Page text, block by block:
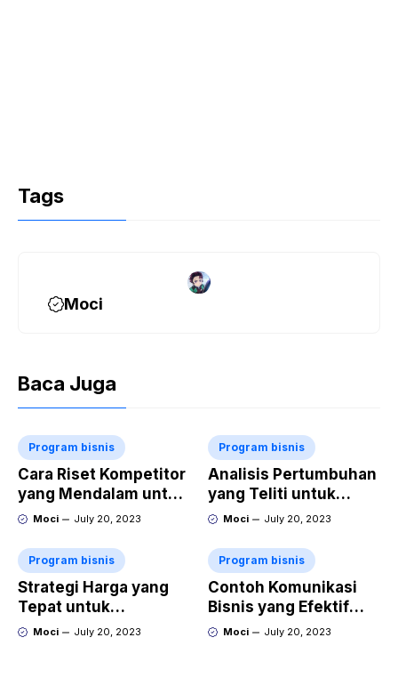
Tags
Moci
Baca Juga
Program bisnis
Cara Riset Kompetitor
yang Mendalam untuk
Memahami
Kelemahan Mereka
Moci July 20, 2023
Program bisnis
Analisis Pertumbuhan
yang Teliti untuk
Mengidentifikasi
Moci July 20, 2023
Program bisnis
Strategi Harga yang
Tepat untuk
Meningkatkan Daya
Moci July 20, 2023
Program bisnis
Contoh Komunikasi
Bisnis yang Efektif
untuk Membangun
Moci July 20, 2023